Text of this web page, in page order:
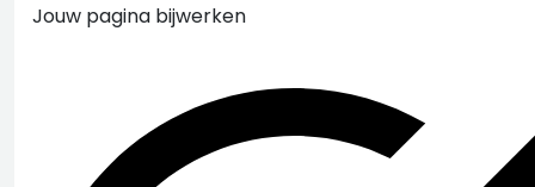
Jouw pagina bijwerken